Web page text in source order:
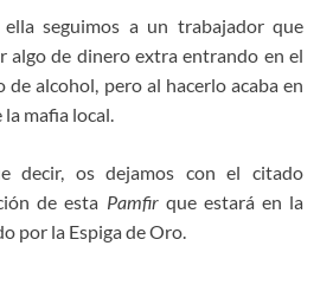
t
seguimos a un trabajador que
algo de dinero extra entrando en el
de alcohol, pero al hacerlo acaba en
la mafia local.
decir, os dejamos con el citado
de esta Pamfirque estará en la
por la Espiga de Oro.